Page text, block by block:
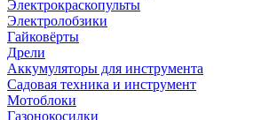
Электрокраскопульты
Электролобзики
Гайковёрты
Дрели
Аккумуляторы для инструмента
Садовая техника и инструмент
Мотоблоки
Газонокосилки